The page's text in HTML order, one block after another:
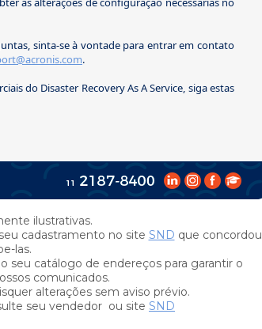
sinta-se à vontade para entrar em contato
.
do Disaster Recovery As A Service, siga estas
ilustrativas.
cadastramento no site SND que concordou
las.
seu catálogo de endereços para garantir o
comunicados.
alterações sem aviso prévio.
seu vendedor ou site SND